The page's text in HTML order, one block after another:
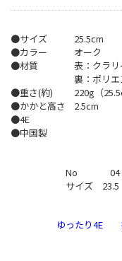
●サイズ
25.5cm
●カラー
オーク
●材質
表：クラ
裏：ポリエ
●重さ(約)
220g（
●かかと高さ
2.5cm
●4E
●中国製
No
04
サイズ
23.5
ゆったり4E